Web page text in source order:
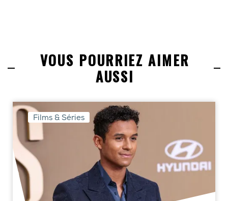
VOUS POURRIEZ AIMER
AUSSI
Films & Séries